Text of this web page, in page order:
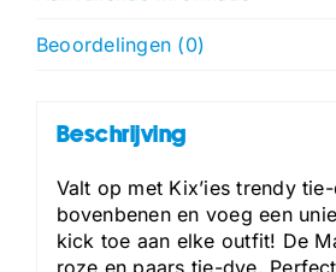
Beoordelingen (0)
Beschrijving
Valt op met Kix’ies trendy
bovenbenen en voeg een
kick toe aan elke outfit! De
roze en paars tie-dye.